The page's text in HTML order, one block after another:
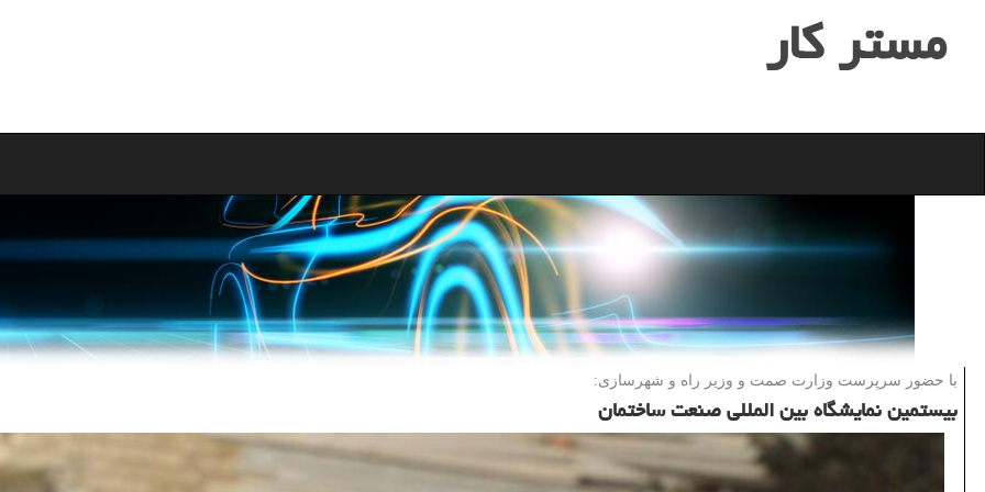
مستر كار
با حضور سرپرست وزارت صمت و وزیر راه و شهرسازی:
بیستمین نمایشگاه بین المللی صنعت ساختمان